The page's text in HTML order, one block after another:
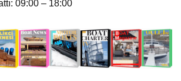
09:00 – 18:00